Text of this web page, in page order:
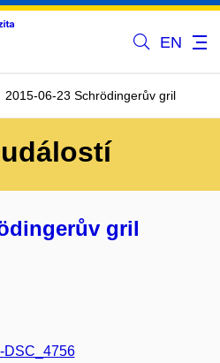
EN
2015-06-23 Schrödingerův gril
gril